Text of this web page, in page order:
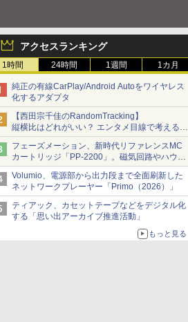
アクセスランキング
1時間 24時間 1週間 1カ月
純正の有線CarPlay/Android Autoをワイヤレス
化するアダプタ
【西田宗千佳のRandomTracking】
縦横比はどれがいい？ エンタメ目線で考える、
サムスン新「Galaxy Z Fold」
フェーズメーション、新時代リファレンスMC
カートリッジ「PP-2200」。磁気回路やハウジ
ングを根本から見直し
Volumio、電源部から出力段まで全面刷新した
ネットワークプレーヤー「Primo（2026）」
ティアック、カセットテープなどをデジタル化
する「思い出アーカイブ推進活動」
もっと見る